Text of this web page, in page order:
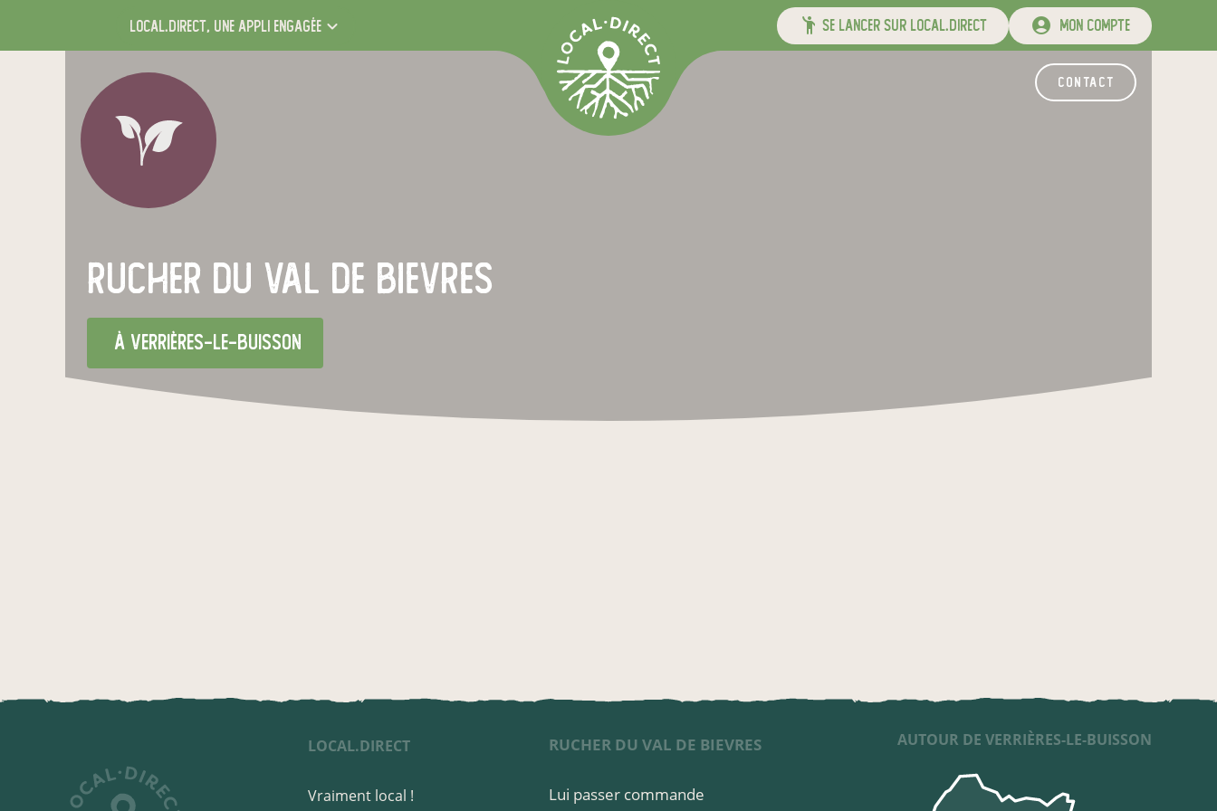
local.direct, une appli engagée se lancer sur local.direct mon compte
contact
Rucher du Val de Bievres
à Verrières-le-Buisson
LOCAL.DIRECT
Vraiment local !
RUCHER DU VAL DE BIEVRES
Lui passer commande
AUTOUR DE VERRIÈRES-LE-BUISSON